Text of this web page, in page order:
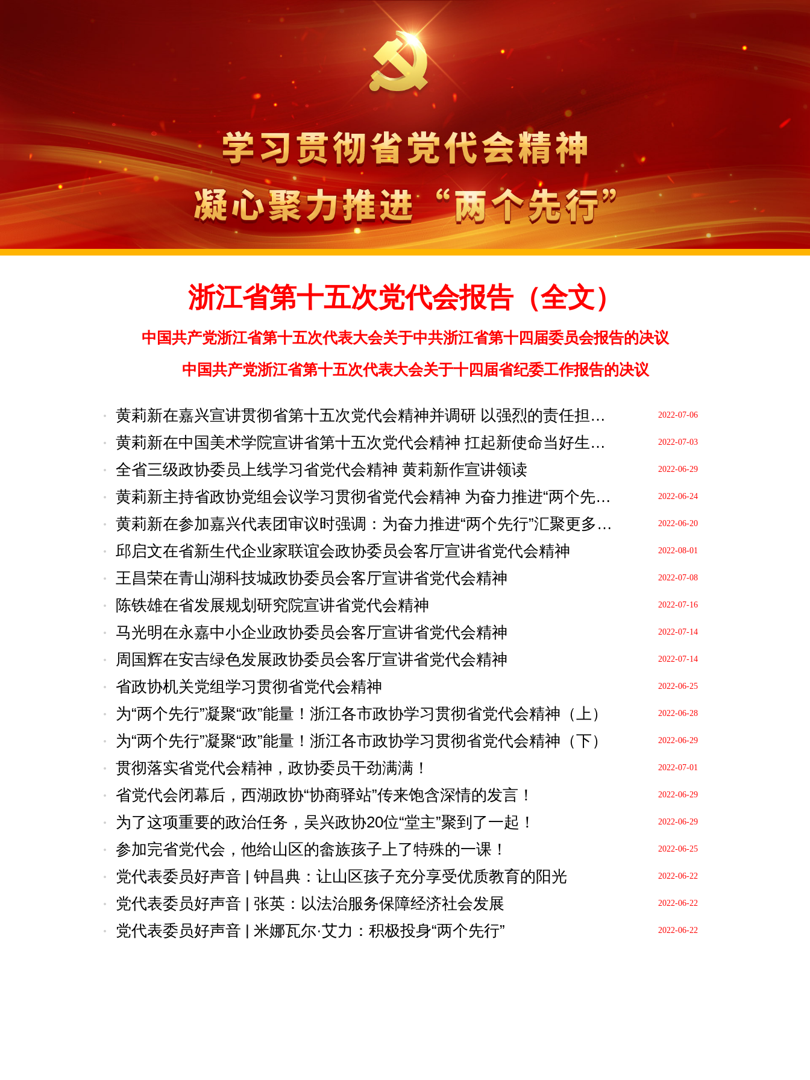
浙江省第十五次党代会报告（全文）
中国共产党浙江省第十五次代表大会关于中共浙江省第十四届委员会报告的决议
中国共产党浙江省第十五次代表大会关于十四届省纪委工作报告的决议
2022-07-06
黄莉新在嘉兴宣讲贯彻省第十五次党代会精神并调研 以强烈的责任担当为推进“两个先行”作出更多贡献
2022-07-03
黄莉新在中国美术学院宣讲省第十五次党代会精神 扛起新使命当好生力军 为推进“两个先行”贡献国美力量
2022-06-29
全省三级政协委员上线学习省党代会精神 黄莉新作宣讲领读
2022-06-24
黄莉新主持省政协党组会议学习贯彻省党代会精神 为奋力推进“两个先行”贡献政协智慧力量
2022-06-20
黄莉新在参加嘉兴代表团审议时强调：为奋力推进“两个先行”汇聚更多智慧力量
2022-08-01
邱启文在省新生代企业家联谊会政协委员会客厅宣讲省党代会精神
2022-07-08
王昌荣在青山湖科技城政协委员会客厅宣讲省党代会精神
2022-07-16
陈铁雄在省发展规划研究院宣讲省党代会精神
2022-07-14
马光明在永嘉中小企业政协委员会客厅宣讲省党代会精神
2022-07-14
周国辉在安吉绿色发展政协委员会客厅宣讲省党代会精神
2022-06-25
省政协机关党组学习贯彻省党代会精神
2022-06-28
为“两个先行”凝聚“政”能量！浙江各市政协学习贯彻省党代会精神（上）
2022-06-29
为“两个先行”凝聚“政”能量！浙江各市政协学习贯彻省党代会精神（下）
2022-07-01
贯彻落实省党代会精神，政协委员干劲满满！
2022-06-29
省党代会闭幕后，西湖政协“协商驿站”传来饱含深情的发言！
2022-06-29
为了这项重要的政治任务，吴兴政协20位“堂主”聚到了一起！
2022-06-25
参加完省党代会，他给山区的畲族孩子上了特殊的一课！
2022-06-22
党代表委员好声音 | 钟昌典：让山区孩子充分享受优质教育的阳光
2022-06-22
党代表委员好声音 | 张英：以法治服务保障经济社会发展
2022-06-22
党代表委员好声音 | 米娜瓦尔·艾力：积极投身“两个先行”